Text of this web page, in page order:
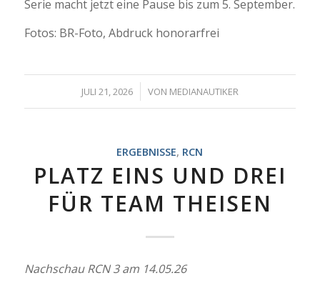
Serie macht jetzt eine Pause bis zum 5. September.
Fotos: BR-Foto, Abdruck honorarfrei
JULI 21, 2026
/ VON MEDIANAUTIKER
ERGEBNISSE, RCN
PLATZ EINS UND DREI
FÜR TEAM THEISEN
Nachschau RCN 3 am 14.05.26